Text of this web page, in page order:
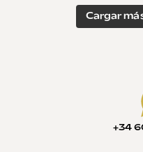
Cargar
+34